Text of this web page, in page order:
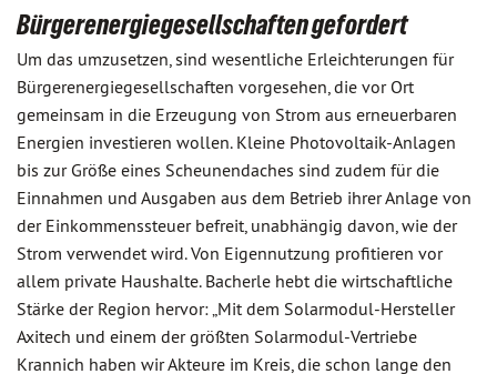
Bürgerenergiegesellschaften gefordert
Um das umzusetzen, sind wesentliche Erleichterungen für
Bürgerenergiegesellschaften vorgesehen, die vor Ort
gemeinsam in die Erzeugung von Strom aus erneuerbaren
Energien investieren wollen. Kleine Photovoltaik-Anlagen
bis zur Größe eines Scheunendaches sind zudem für die
Einnahmen und Ausgaben aus dem Betrieb ihrer Anlage von
der Einkommenssteuer befreit, unabhängig davon, wie der
Strom verwendet wird. Von Eigennutzung profitieren vor
allem private Haushalte. Bacherle hebt die wirtschaftliche
Stärke der Region hervor: „Mit dem Solarmodul-Hersteller
Axitech und einem der größten Solarmodul-Vertriebe
Krannich haben wir Akteure im Kreis, die schon lange den